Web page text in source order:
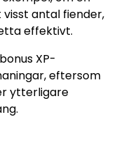
antal fiender,
effektivt.
XP-
eftersom
ytterligare